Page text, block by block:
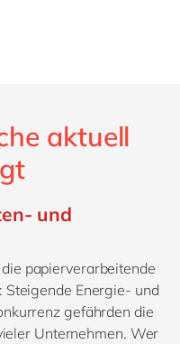
aktuell
und
papierverarbeitende
Steigende Energie- und
gefährden die
Unternehmen. Wer